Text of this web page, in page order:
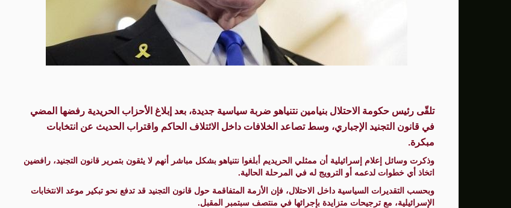
حسن بايكر.. مؤثر هزّ حسابات الحزب الديمقراطي الأمريكي وأدخل فلسطين إلى معركة جيل “زد”
ترامب يتحدى القضاء الأميركي: سأطعن أمام المحكمة العليا لوقف قرار تجميد مشروع قاعة البيت
أجسام مجهولة ومناورات غريبة.. البنتاغون يكشف دفعة جديدة من ملفات الظواهر الجوية
قادة الجيش الأميركي يبحثون عن مخرج من حرب إيران بعد 6 أشهر من القتال
وزراء إسرائيليون يطالبون باستئناف حرب الإبادة على غزة ويرفضون خطة تنفيذ المرحلة الثانية من
تلقّى رئيس حكومة الاحتلال بنيامين نتنياهو ضربة سياسية جديدة، بعد إبلاغ الأحزاب الحريدية رفضها المضي
في قانون التجنيد الإجباري، وسط تصاعد الخلافات داخل الائتلاف الحاكم واقتراب الحديث عن انتخابات
مبكرة.
وذكرت وسائل إعلام إسرائيلية أن ممثلي الحريديم أبلغوا نتنياهو بشكل مباشر أنهم لا يثقون بتمرير قانون التجنيد، رافضين
اتخاذ أي خطوات لدعمه أو الترويج له في المرحلة الحالية.
وبحسب التقديرات السياسية داخل الاحتلال، فإن الأزمة المتفاقمة حول قانون التجنيد قد تدفع نحو تبكير موعد الانتخابات
الإسرائيلية، مع ترجيحات متزايدة بإجرائها في منتصف سبتمبر المقبل.